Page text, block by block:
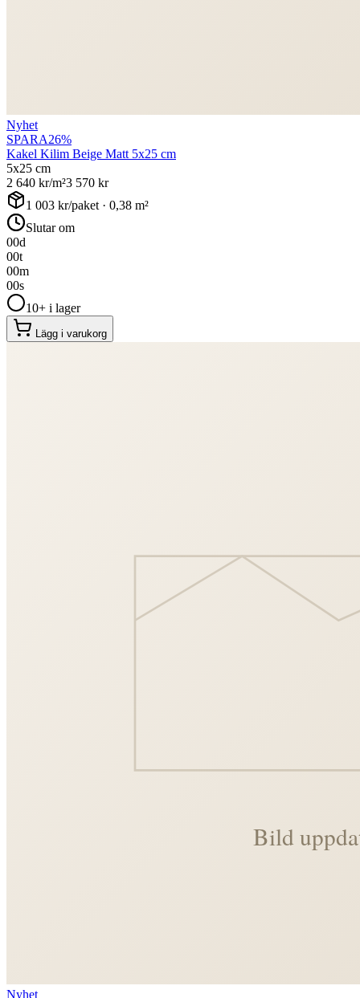
Nyhet
SPARA26%
Kakel Kilim Beige Matt 5x25 cm
5x25 cm
2 640 kr/m²3 570 kr
1 003 kr/paket · 0,38 m²
Slutar om
00d
00t
00m
00s
10+ i lager
Lägg i varukorg
Nyhet